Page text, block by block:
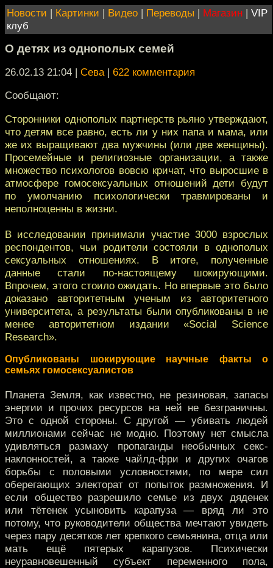
Новости | Картинки | Видео | Переводы | Магазин | VIP
клуб
О детях из однополых семей
26.02.13 21:04 | Сева| 622 комментария
Сообщают:
Сторонники однополых партнерств рьяно утверждают,
что детям все равно, есть ли у них папа и мама, или
же их выращивают два мужчины (или две женщины).
Просемейные и религиозные организации, а также
множество психологов вовсю кричат, что выросшие в
атмосфере гомосексуальных отношений дети будут
по умолчанию психологически травмированы и
неполноценны в жизни.
В исследовании принимали участие 3000 взрослых
респондентов, чьи родители состояли в однополых
сексуальных отношениях. В итоге, полученные
данные стали по-настоящему шокирующими.
Впрочем, этого стоило ожидать. Но впервые это было
доказано авторитетным ученым из авторитетного
университета, а результаты были опубликованы в не
менее авторитетном издании «Social Science
Research».
Опубликованы шокирующие научные факты о
семьях гомосексуалистов
Планета Земля, как известно, не резиновая, запасы
энергии и прочих ресурсов на ней не безграничны.
Это с одной стороны. С другой — убивать людей
миллионами сейчас не модно. Поэтому нет смысла
удивляться размаху пропаганды необычных секс-
наклонностей, а также чайлд-фри и других очагов
борьбы с половыми условностями, по мере сил
оберегающих электорат от попыток размножения. И
если общество разрешило семье из двух дяденек
или тётенек усыновить карапуза — вряд ли это
потому, что руководители общества мечтают увидеть
через пару десятков лет крепкого семьянина, отца или
мать ещё пятерых карапузов. Психически
неуравновешенный субъект переменного пола,